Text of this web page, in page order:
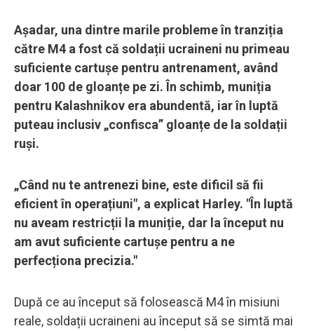
Așadar, una dintre marile probleme în tranziția
către M4 a fost că soldații ucraineni nu primeau
suficiente cartușe pentru antrenament, având
doar 100 de gloanțe pe zi. În schimb, muniția
pentru Kalashnikov era abundentă, iar în luptă
puteau inclusiv „confisca” gloanțe de la soldații
ruși.
„Când nu te antrenezi bine, este dificil să fii
eficient în operațiuni", a explicat Harley. "În luptă
nu aveam restricții la muniție, dar la început nu
am avut suficiente cartușe pentru a ne
perfecționa precizia."
După ce au început să folosească M4 în misiuni
reale, soldații ucraineni au început să se simtă mai